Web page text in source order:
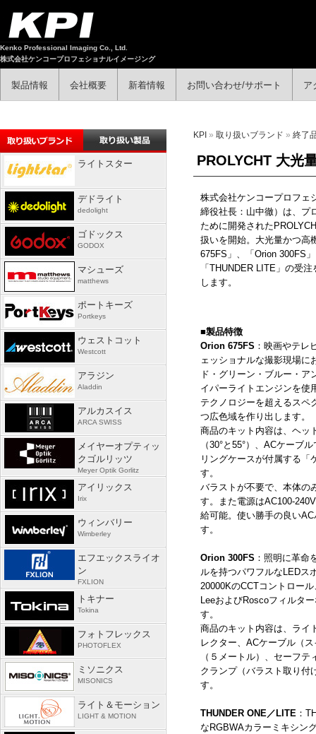
Kenko Professional Imaging Co., Ltd.
株式会社ケンコープロフェショナルイメージング
製品情報 会社概要 新着情報 お問い合わせ/サポート ア
KPI » 取り扱いブランド » 終了
PROLYCHT 大光
株式会社ケンコープロフェ
締役社長：山中徹）は、プ
ために開発された
扱いを開始。大光量かつ高
675FS 」、「 Orion 300FS
「 THUNDER LITE 」の受注
します。
■製品特徴
Orion 675FS ：映画やテレ
ェッショナルな撮影現場に
ド・グリーン・ブルー・
イパーライトエンジンを使
テクノロジーを超えるスペ
つ広色域を作り出します。
商品のキット内容は、ヘッ
（30°と 55°）、 ACケーブル
リングケースが付属する「
す。
バラストが不要で、本体の
す。また電源はAC100-240V
給可能。使い勝手の良いAC
す。
Orion 300FS ：照明に革命
ルを持つパワフルな LEDス
20000KのCCTコントロー
LeeおよびRoscoフィルタ
す。
商品のキット内容は、ライ
レクター、 ACケーブル（
（５メートル）、セーフ
クランプ（バラスト取り付
す。
THUNDER ONE／ LITE ：
な RGBWAカラーミキシン
ライトスター
デドライト
dedolight
ゴドックス
GODOX
マシューズ
matthews
ポートキーズ
Portkeys
ウェストコット
Westcott
アラジン
Aladdin
アルカスイス
ARCA SWISS
メイヤーオプティッ
クゴルリッツ
Meyer Optik Gorlitz
アイリックス
Irix
ウィンバリー
Wimberley
エフエックスライオ
ン
FXLION
トキナー
Tokina
フォトフレックス
PHOTOFLEX
ミソニクス
MISONICS
ライト＆モーション
LIGHT & MOTION